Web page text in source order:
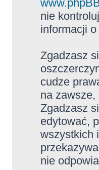
nie
informacji
Zgadzasz
cudze
na zawsze,
Zgadzasz
edytować,
wszystkich
nie